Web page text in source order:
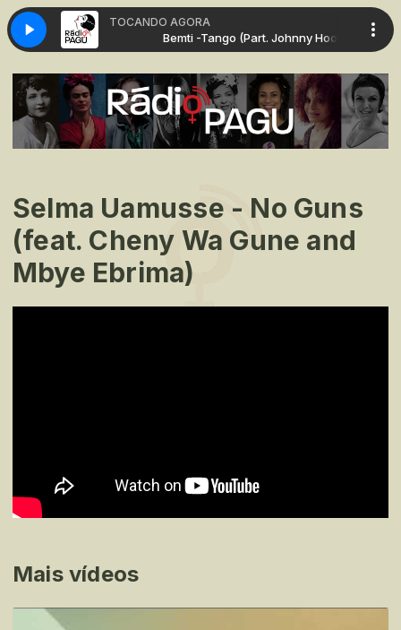
TOCANDO AGORA
Johnny Hook) Bemti -Tango (Part. Johnny Hook)
Selma Uamusse - No Guns
(feat. Cheny Wa Gune and
Mbye Ebrima)
Mais vídeos